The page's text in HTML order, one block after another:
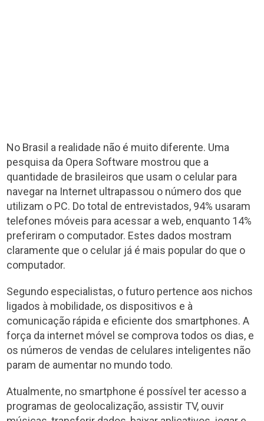
No Brasil a realidade não é muito diferente. Uma
pesquisa da Opera Software mostrou que a
quantidade de brasileiros que usam o celular para
navegar na Internet ultrapassou o número dos que
utilizam o PC. Do total de entrevistados, 94% usaram
telefones móveis para acessar a web, enquanto 14%
preferiram o computador. Estes dados mostram
claramente que o celular já é mais popular do que o
computador.
Segundo especialistas, o futuro pertence aos nichos
ligados à mobilidade, os dispositivos e à
comunicação rápida e eficiente dos smartphones. A
força da internet móvel se comprova todos os dias, e
os números de vendas de celulares inteligentes não
param de aumentar no mundo todo.
Atualmente, no smartphone é possível ter acesso a
programas de geolocalização, assistir TV, ouvir